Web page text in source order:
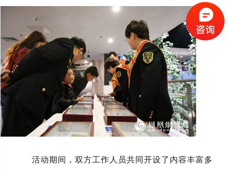
活动期间，双方工作人员共同开设了内容丰富多